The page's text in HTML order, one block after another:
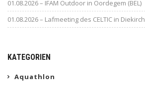
01.08.2026 – IFAM Outdoor in Oordegem (BEL)
01.08.2026 – Lafmeeting des CELTIC in Diekirch
KATEGORIEN
Aquathlon